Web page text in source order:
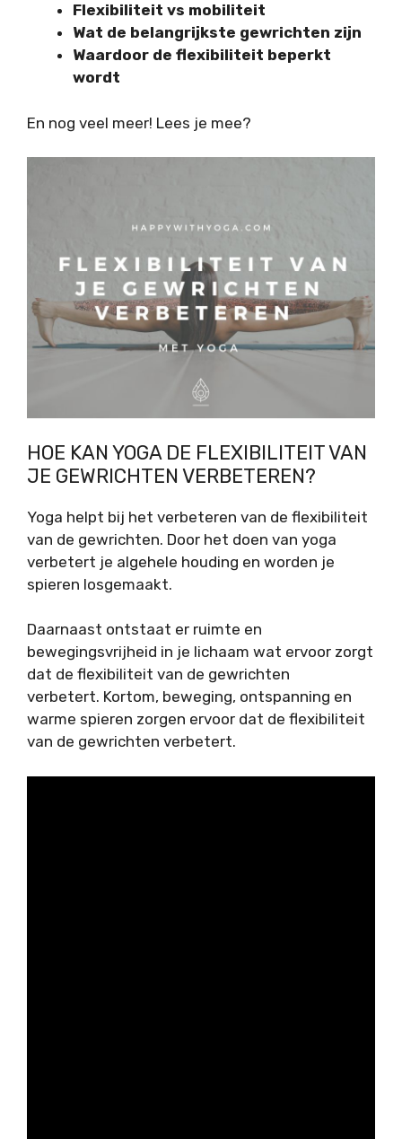
Flexibiliteit vs mobiliteit
Wat de belangrijkste gewrichten zijn
Waardoor de flexibiliteit beperkt
wordt
En nog veel meer! Lees je mee?
HOE KAN YOGA DE FLEXIBILITEIT VAN
JE GEWRICHTEN VERBETEREN?
Yoga helpt bij het verbeteren van de flexibiliteit
van de gewrichten. Door het doen van yoga
verbetert je algehele houding en worden je
spieren losgemaakt.
Daarnaast ontstaat er ruimte en
bewegingsvrijheid in je lichaam wat ervoor zorgt
dat de flexibiliteit van de gewrichten
verbetert. Kortom, beweging, ontspanning en
warme spieren zorgen ervoor dat de flexibiliteit
van de gewrichten verbetert.